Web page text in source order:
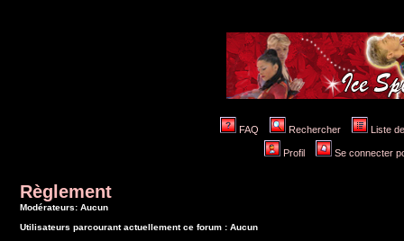
FAQ Rechercher Liste
Profil Se connecter
Règlement
Modérateurs: Aucun
Utilisateurs parcourant actuellement ce forum : Aucun